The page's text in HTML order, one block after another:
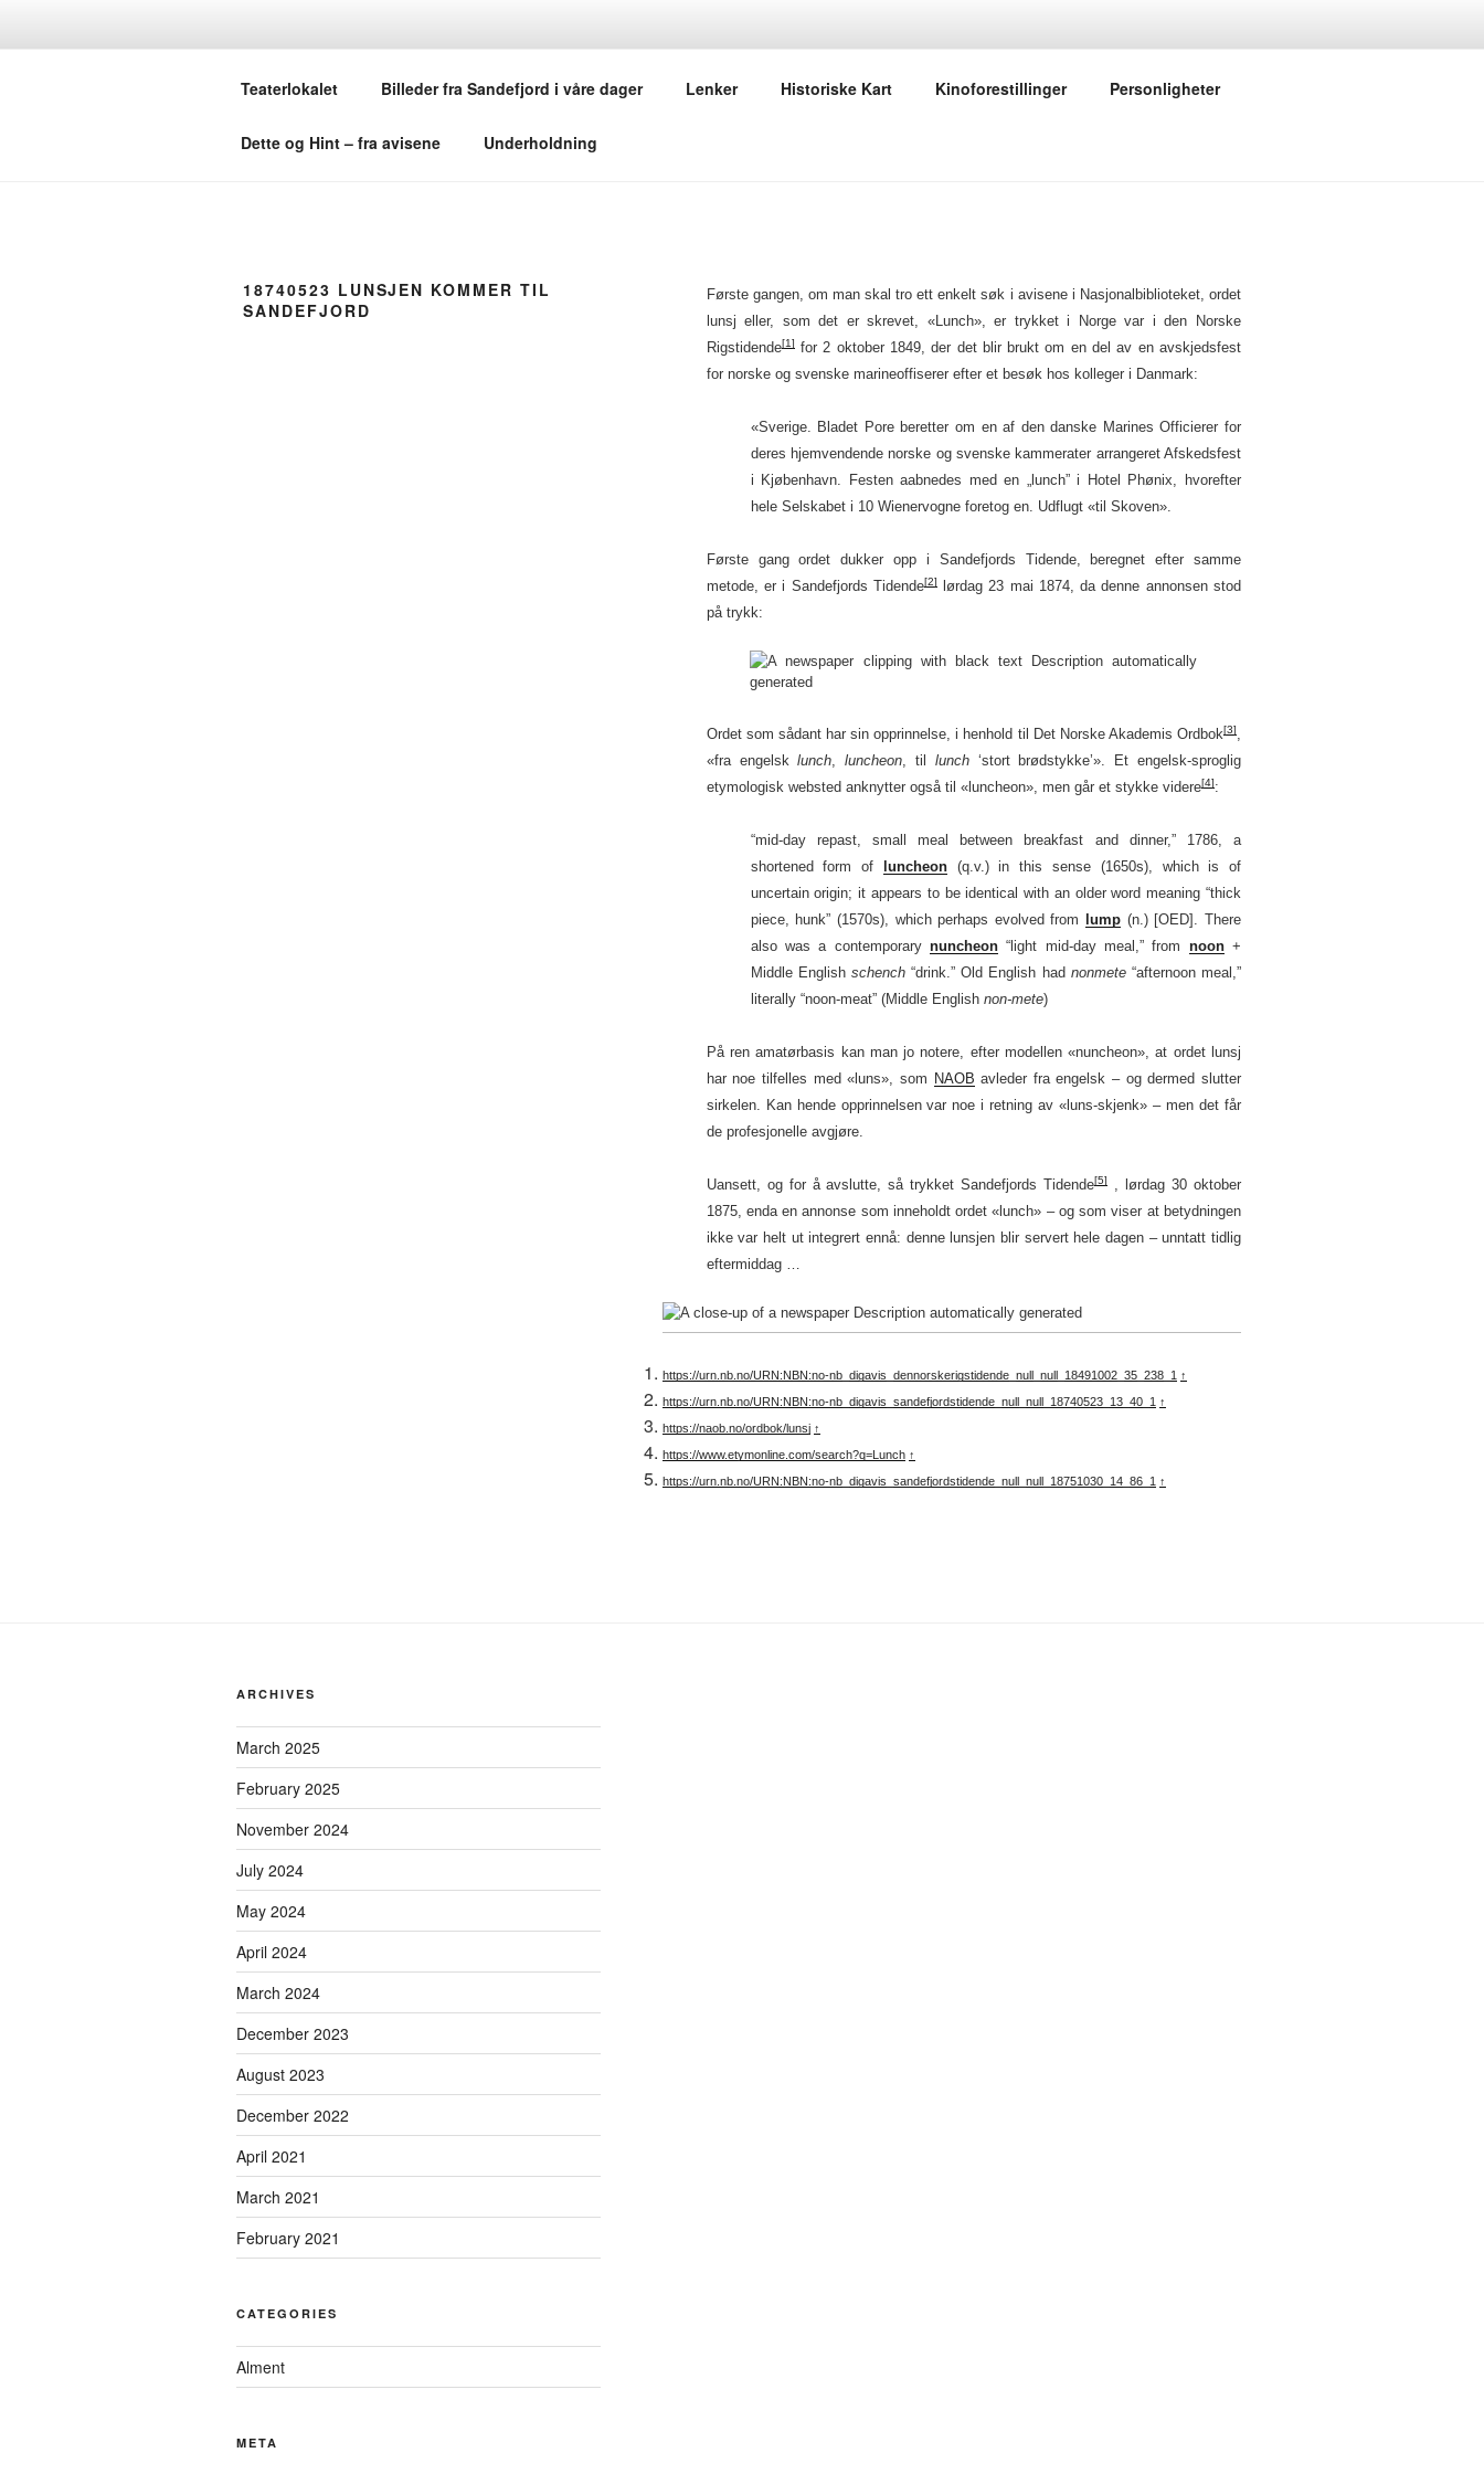
FRA KROKENE I SANDEFJORDS HISTORIE
Teaterlokalet Billeder fra Sandefjord i våre dager Lenker Historiske Kart Kinoforestillinger Personligheter
Dette og Hint – fra avisene Underholdning
18740523 LUNSJEN KOMMER TIL
SANDEFJORD
Første gangen, om man skal tro ett enkelt søk i avisene i Nasjonalbiblioteket, ordet
lunsj eller, som det er skrevet, «Lunch», er trykket i Norge var i den Norske
Rigstidende[1]for 2 oktober 1849, der det blir brukt om en del av en avskjedsfest
for norske og svenske marineoffiserer efter et besøk hos kolleger i Danmark:
«Sverige. Bladet Pore beretter om en af den danske Marines Officierer for
deres hjemvendende norske og svenske kammerater arrangeret Afskedsfest
i Kjøbenhavn. Festen aabnedes med en „lunch” i Hotel Phønix, hvorefter
hele Selskabet i 10 Wienervogne foretog en. Udflugt «til Skoven».
Første gang ordet dukker opp i Sandefjords Tidende, beregnet efter samme
metode, er i Sandefjords Tidende[2]lørdag 23 mai 1874, da denne annonsen stod
på trykk:
Ordet som sådant har sin opprinnelse, i henhold til Det Norske Akademis Ordbok[3],
«fra engelsklunch,luncheon, til lunch‘stort brødstykke’». Et engelsk-sproglig
etymologisk websted anknytter også til «luncheon», men går et stykke videre[4]:
“mid-day repast, small meal between breakfast and dinner,” 1786, a
shortened form of
luncheon(q.v.) in this sense (1650s), which is of
uncertain origin; it appears to be identical with an older word meaning “thick
piece, hunk” (1570s), which perhaps evolved from
lump (n.) [OED]. There
also was a contemporarynuncheon “light mid-day meal,” from noon+
Middle English schench“drink.” Old English had nonmete“afternoon meal,”
literally “noon-meat” (Middle English non-mete)
På ren amatørbasis kan man jo notere, efter modellen «nuncheon», at ordet lunsj
har noe tilfelles med «luns», som NAOB avleder fra engelsk – og dermed slutter
sirkelen. Kan hende opprinnelsen var noe i retning av «luns-skjenk» – men det får
de profesjonelle avgjøre.
Uansett, og for å avslutte, så trykket Sandefjords Tidende[5]
, lørdag 30 oktober
1875, enda en annonse som inneholdt ordet «lunch» – og som viser at betydningen
ikke var helt ut integrert ennå: denne lunsjen blir servert hele dagen – unntatt tidlig
eftermiddag …
https://urn.nb.no/URN:NBN:no-nb_digavis_dennorskerigstidende_null_null_18491002_35_238_1 ↑
https://urn.nb.no/URN:NBN:no-nb_digavis_sandefjordstidende_null_null_18740523_13_40_1 ↑
https://naob.no/ordbok/lunsj ↑
https://www.etymonline.com/search?q=Lunch ↑
https://urn.nb.no/URN:NBN:no-nb_digavis_sandefjordstidende_null_null_18751030_14_86_1 ↑
ARCHIVES
March 2025
February 2025
November 2024
July 2024
May 2024
April 2024
March 2024
December 2023
August 2023
December 2022
April 2021
March 2021
February 2021
CATEGORIES
Alment
META